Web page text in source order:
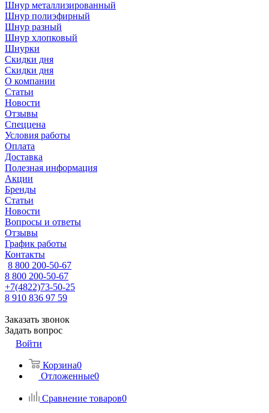
Шнур металлизированный
Шнур полиэфирный
Шнур разный
Шнур хлопковый
Шнурки
Скидки дня
Скидки дня
О компании
Статьи
Новости
Отзывы
Спеццена
Условия работы
Оплата
Доставка
Полезная информация
Акции
Бренды
Статьи
Новости
Вопросы и ответы
Отзывы
График работы
Контакты
8 800 200-50-67
8 800 200-50-67
+7(4822)73-50-25
8 910 836 97 59
Заказать звонок
Задать вопрос
Войти
Корзина0
Отложенные0
Сравнение товаров0